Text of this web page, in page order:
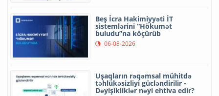
Beş İcra Hakimiyyəti İT
sistemlərini “Hökumət
buludu”na köçürüb
06-08-2026
Uşaqların rəqəmsal mühitdə
təhlükəsizliyi gücləndirilir -
Dəyişikliklər nəyi ehtiva edir?